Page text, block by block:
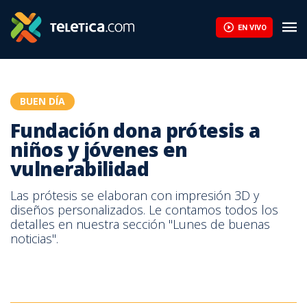
EN VIVO
BUEN DÍA
Fundación dona prótesis a
niños y jóvenes en
vulnerabilidad
Las prótesis se elaboran con impresión 3D y
diseños personalizados. Le contamos todos los
detalles en nuestra sección "Lunes de buenas
noticias".